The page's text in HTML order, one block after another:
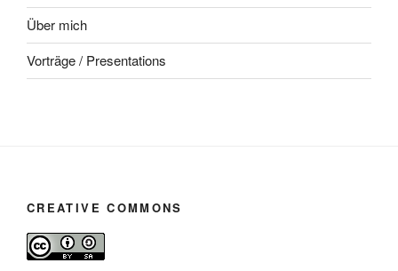
Über mich
Vorträge / Presentations
CREATIVE COMMONS